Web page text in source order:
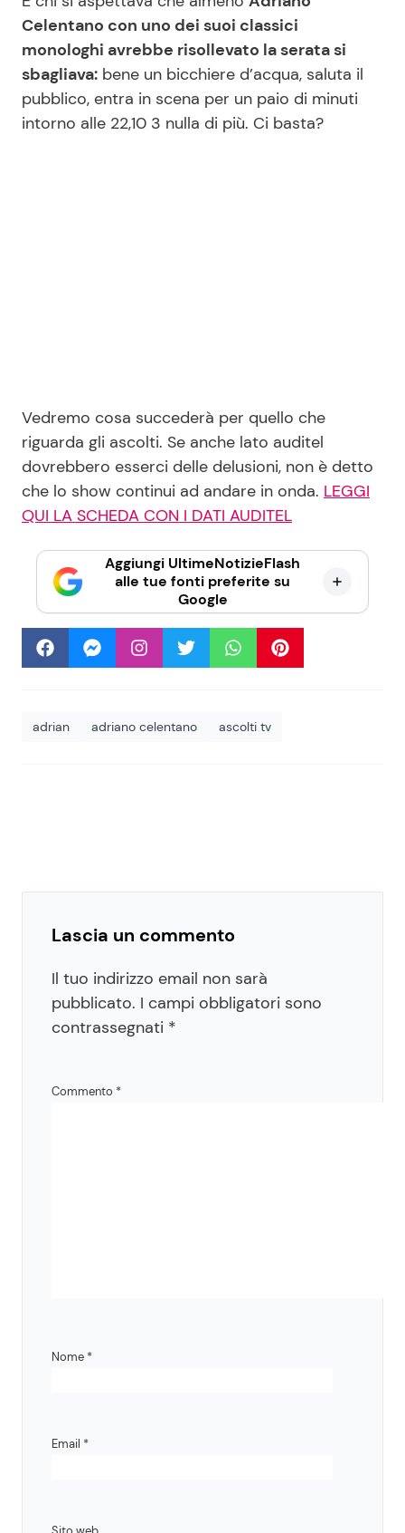
Celentano con uno dei suoi classici
monologhi avrebbe risollevato la serata si
sbagliava: bene un bicchiere d’acqua, saluta il
pubblico, entra in scena per un paio di minuti
intorno alle 22,10 3 nulla di più. Ci basta?
Vedremo cosa succederà per quello che
riguarda gli ascolti. Se anche lato auditel
dovrebbero esserci delle delusioni, non è detto
che lo show continui ad andare in onda. LEGGI
QUI LA SCHEDA CON I DATI AUDITEL
Aggiungi UltimeNotizieFlash
alle tue fonti preferite su
Google
adrian adriano celentano ascolti tv
Lascia un commento
Il tuo indirizzo email non sarà
pubblicato. I campi obbligatori sono
contrassegnati *
Commento *
Nome *
Email *